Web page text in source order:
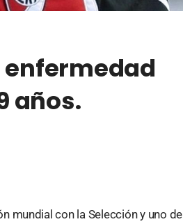
enfermedad
años.
mundial con la Selección y uno de